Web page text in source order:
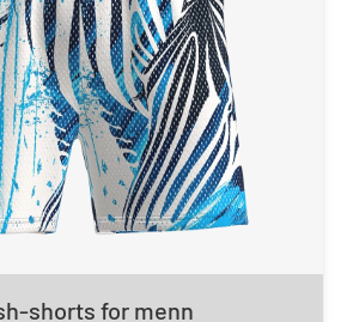
shorts for menn